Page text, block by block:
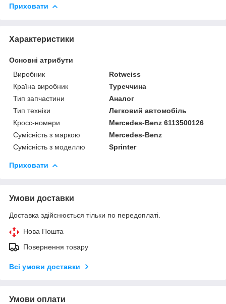
Приховати
Характеристики
Основні атрибути
Виробник
Rotweiss
Країна виробник
Туреччина
Тип запчастини
Аналог
Тип техніки
Легковий автомобіль
Кросс-номери
Mercedes-Benz 6113500126
Сумісність з маркою
Mercedes-Benz
Сумісність з моделлю
Sprinter
Приховати
Умови доставки
Доставка здійснюється тільки по передоплаті.
Нова Пошта
Повернення товару
Всі умови доставки
Умови оплати